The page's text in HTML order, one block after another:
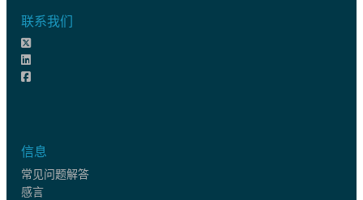
联系我们
信息
常见问题解答
感言